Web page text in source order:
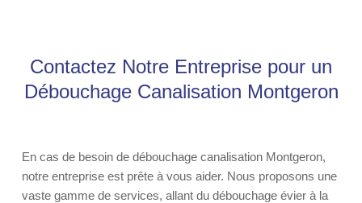
Contactez Notre Entreprise pour un
Débouchage Canalisation Montgeron
En cas de besoin de débouchage canalisation Montgeron,
notre entreprise est prête à vous aider. Nous proposons une
vaste gamme de services, allant du débouchage évier à la